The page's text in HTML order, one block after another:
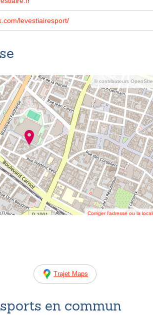
levestiairesport/
© contributeurs
Corriger l’adresse ou la
Trajet Maps
en commun